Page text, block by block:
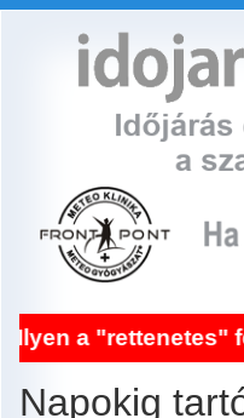
"rettenetes"
Napokig